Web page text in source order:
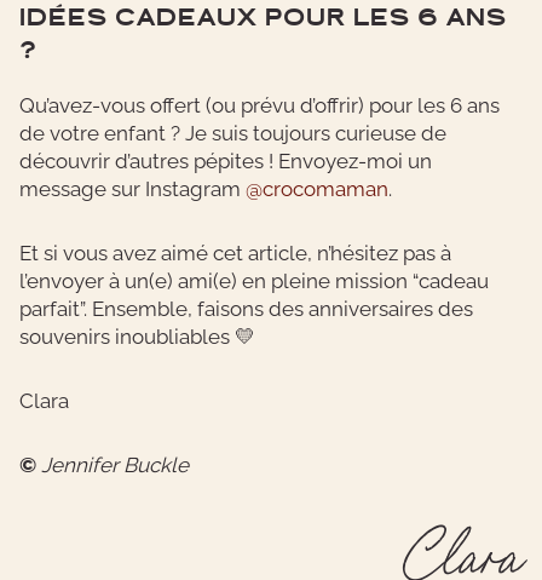
IDÉES CADEAUX POUR LES 6 ANS
?
Qu’avez-vous offert (ou prévu d’offrir) pour les 6 ans
de votre enfant ? Je suis toujours curieuse de
découvrir d’autres pépites ! Envoyez-moi un
message sur Instagram @crocomaman.
Et si vous avez aimé cet article, n’hésitez pas à
l’envoyer à un(e) ami(e) en pleine mission “cadeau
parfait”. Ensemble, faisons des anniversaires des
souvenirs inoubliables 💛
Clara
© Jennifer Buckle
Clara